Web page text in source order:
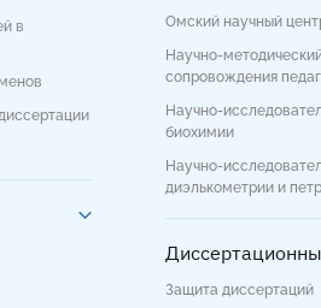
в
Омский научный
Научно-
сопровождения
Научно-
биохимии
Научно-
диэлькометрии и
Защита диссертаций